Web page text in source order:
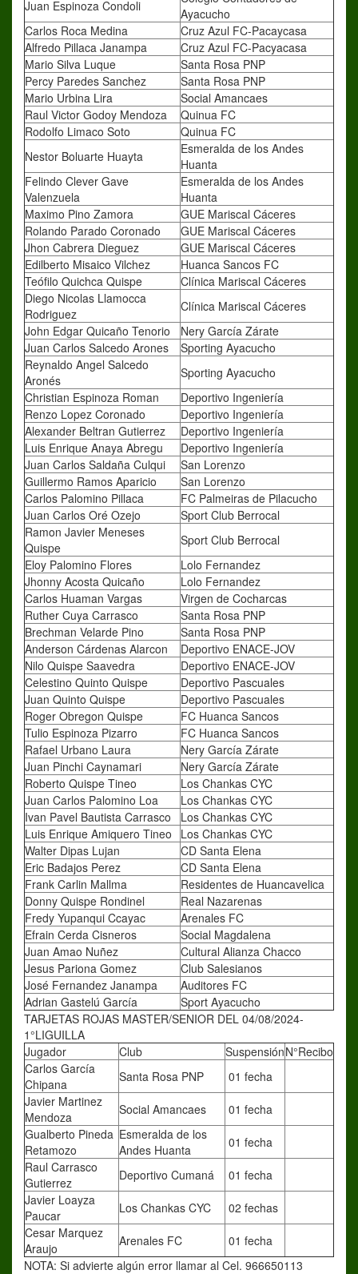
Juan Espinoza Condoli
Ayacucho
Carlos Roca Medina
Cruz Azul FC-Pacaycasa
Alfredo Pillaca Janampa
Cruz Azul FC-Pacyacasa
Mario Silva Luque
Santa Rosa PNP
Percy Paredes Sanchez
Santa Rosa PNP
Mario Urbina Lira
Social Amancaes
Raul Victor Godoy Mendoza
Quinua FC
Rodolfo Limaco Soto
Quinua FC
Nestor Boluarte Huayta
Esmeralda de los Andes
Huanta
Felindo Clever Gave
Valenzuela
Esmeralda de los Andes
Huanta
Maximo Pino Zamora
GUE Mariscal Cáceres
Rolando Parado Coronado
GUE Mariscal Cáceres
Jhon Cabrera Dieguez
GUE Mariscal Cáceres
Edilberto Misaico Vilchez
Huanca Sancos FC
Teófilo Quichca Quispe
Clínica Mariscal Cáceres
Diego Nicolas Llamocca
Rodriguez
Clínica Mariscal Cáceres
John Edgar Quicaño Tenorio
Nery García Zárate
Juan Carlos Salcedo Arones
Sporting Ayacucho
Reynaldo Angel Salcedo
Aronés
Sporting Ayacucho
Christian Espinoza Roman
Deportivo Ingeniería
Renzo Lopez Coronado
Deportivo Ingeniería
Alexander Beltran Gutierrez
Deportivo Ingeniería
Luis Enrique Anaya Abregu
Deportivo Ingeniería
Juan Carlos Saldaña Culqui
San Lorenzo
Guillermo Ramos Aparicio
San Lorenzo
Carlos Palomino Pillaca
FC Palmeiras de Pilacucho
Juan Carlos Oré Ozejo
Sport Club Berrocal
Ramon Javier Meneses
Quispe
Sport Club Berrocal
Eloy Palomino Flores
Lolo Fernandez
Jhonny Acosta Quicaño
Lolo Fernandez
Carlos Huaman Vargas
Virgen de Cocharcas
Ruther Cuya Carrasco
Santa Rosa PNP
Brechman Velarde Pino
Santa Rosa PNP
Anderson Cárdenas Alarcon
Deportivo ENACE-JOV
Nilo Quispe Saavedra
Deportivo ENACE-JOV
Celestino Quinto Quispe
Deportivo Pascuales
Juan Quinto Quispe
Deportivo Pascuales
Roger Obregon Quispe
FC Huanca Sancos
Tulio Espinoza Pizarro
FC Huanca Sancos
Rafael Urbano Laura
Nery García Zárate
Juan Pinchi Caynamari
Nery García Zárate
Roberto Quispe Tineo
Los Chankas CYC
Juan Carlos Palomino Loa
Los Chankas CYC
Ivan Pavel Bautista Carrasco
Los Chankas CYC
Luis Enrique Amiquero Tineo
Los Chankas CYC
Walter Dipas Lujan
CD Santa Elena
Eric Badajos Perez
CD Santa Elena
Frank Carlin Mallma
Residentes de Huancavelica
Donny Quispe Rondinel
Real Nazarenas
Fredy Yupanqui Ccayac
Arenales FC
Efrain Cerda Cisneros
Social Magdalena
Juan Amao Nuñez
Cultural Alianza Chacco
Jesus Pariona Gomez
Club Salesianos
José Fernandez Janampa
Auditores FC
Adrian Gastelú García
Sport Ayacucho
TARJETAS ROJAS MASTER/SENIOR DEL 04/08/2024-
1°LIGUILLA
Jugador
Club SuspensiónN°Recibo
Carlos García
Chipana
Santa Rosa PNP
01 fecha
Javier Martinez
Mendoza
Social Amancaes
01 fecha
Gualberto Pineda
Retamozo
Esmeralda de los
Andes Huanta
01 fecha
Raul Carrasco
Gutierrez
Deportivo Cumaná
01 fecha
Javier Loayza
Paucar
Los Chankas CYC
02 fechas
Cesar Marquez
Araujo
Arenales FC
01 fecha
NOTA: Si advierte algún error llamar al Cel. 966650113